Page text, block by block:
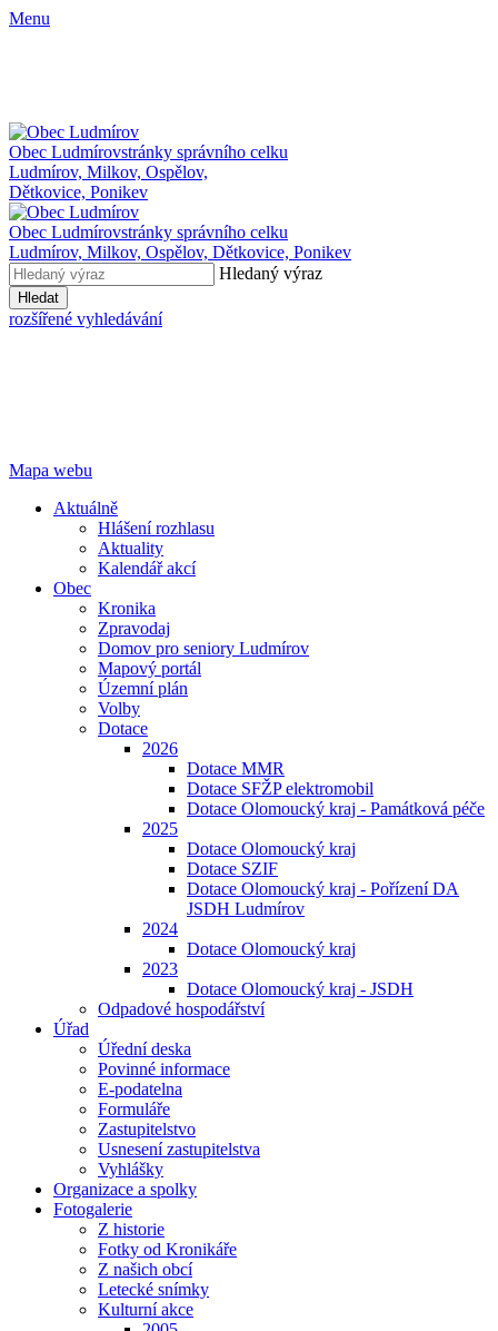
Menu
Obec Ludmírovstránky správního celku
Ludmírov, Milkov, Ospělov,
Dětkovice, Ponikev
Obec Ludmírovstránky správního celku
Ludmírov, Milkov, Ospělov, Dětkovice, Ponikev
Hledaný výraz
Hledat
rozšířené vyhledávání
Mapa webu
Aktuálně
Hlášení rozhlasu
Aktuality
Kalendář akcí
Obec
Kronika
Zpravodaj
Domov pro seniory Ludmírov
Mapový portál
Územní plán
Volby
Dotace
2026
Dotace MMR
Dotace SFŽP elektromobil
Dotace Olomoucký kraj - Památková péče
2025
Dotace Olomoucký kraj
Dotace SZIF
Dotace Olomoucký kraj - Pořízení DA
JSDH Ludmírov
2024
Dotace Olomoucký kraj
2023
Dotace Olomoucký kraj - JSDH
Odpadové hospodářství
Úřad
Úřední deska
Povinné informace
E-podatelna
Formuláře
Zastupitelstvo
Usnesení zastupitelstva
Vyhlášky
Organizace a spolky
Fotogalerie
Z historie
Fotky od Kronikáře
Z našich obcí
Letecké snímky
Kulturní akce